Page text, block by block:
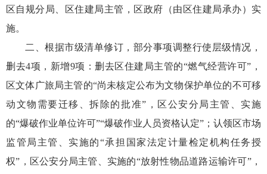
区自规分局、区住建局主管，区政府（由区住建局承办）实
施。
二、根据市级清单修订，部分事项调整行使层级情况，
删去4项，新增9项：删去区住建局主管的“燃气经营许可”，
区文体广旅局主管的“尚未核定公布为文物保护单位的不可移
动文物需要迁移、拆除的批准”，区公安分局主管、实施
的“爆破作业单位许可”“爆破作业人员资格认定”；认领区市场
监管局主管、实施的“承担国家法定计量检定机构任务授
权”，区公安分局主管、实施的“放射性物品道路运输许可”，